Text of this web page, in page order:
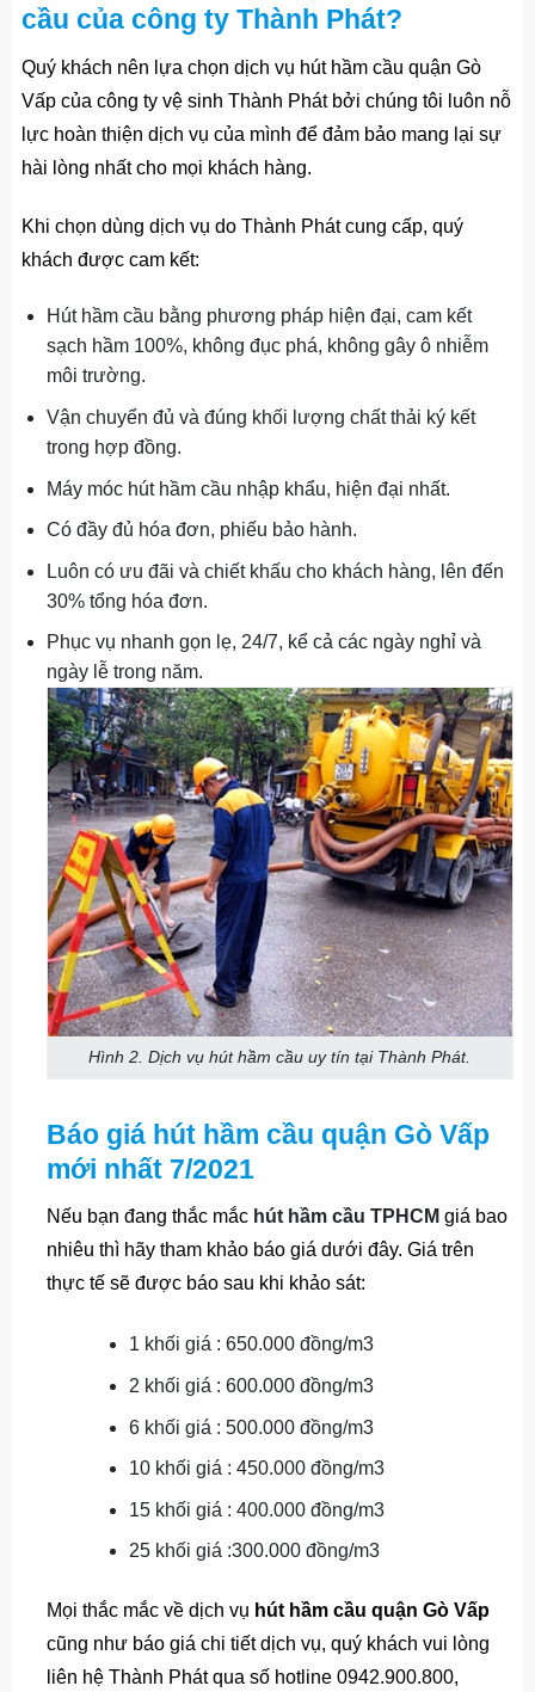
cầu của công ty Thành Phát?
Quý khách nên lựa chọn dịch vụ hút hầm cầu quận Gò
Vấp của công ty vệ sinh Thành Phát bởi chúng tôi luôn nỗ
lực hoàn thiện dịch vụ của mình để đảm bảo mang lại sự
hài lòng nhất cho mọi khách hàng.
Khi chọn dùng dịch vụ do Thành Phát cung cấp, quý
khách được cam kết:
Hút hầm cầu bằng phương pháp hiện đại, cam kết
sạch hầm 100%, không đục phá, không gây ô nhiễm
môi trường.
Vận chuyển đủ và đúng khối lượng chất thải ký kết
trong hợp đồng.
Máy móc hút hầm cầu nhập khẩu, hiện đại nhất.
Có đầy đủ hóa đơn, phiếu bảo hành.
Luôn có ưu đãi và chiết khấu cho khách hàng, lên đến
30% tổng hóa đơn.
Phục vụ nhanh gọn lẹ, 24/7, kể cả các ngày nghỉ và
ngày lễ trong năm.
Hình 2. Dịch vụ hút hầm cầu uy tín tại Thành Phát.
Báo giá hút hầm cầu quận Gò Vấp
mới nhất 7/2021
Nếu bạn đang thắc mắc hút hầm cầu TPHCM giá bao
nhiêu thì hãy tham khảo báo giá dưới đây. Giá trên
thực tế sẽ được báo sau khi khảo sát:
1 khối giá : 650.000 đồng/m3
2 khối giá : 600.000 đồng/m3
6 khối giá : 500.000 đồng/m3
10 khối giá : 450.000 đồng/m3
15 khối giá : 400.000 đồng/m3
25 khối giá :300.000 đồng/m3
Mọi thắc mắc về dịch vụ hút hầm cầu quận Gò Vấp
cũng như báo giá chi tiết dịch vụ, quý khách vui lòng
liên hệ Thành Phát qua số hotline 0942.900.800,